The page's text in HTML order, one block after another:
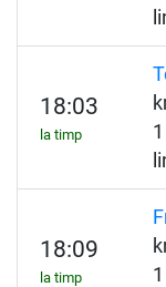
18:03
la timp
18:09
la timp